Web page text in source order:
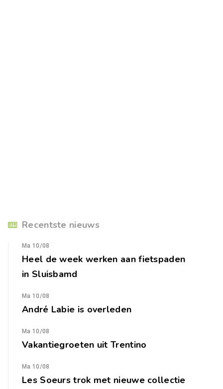
Recentste nieuws
Ma 10/08
Heel de week werken aan fietspaden
in Sluisbamd
Ma 10/08
André Labie is overleden
Ma 10/08
Vakantiegroeten uit Trentino
Ma 10/08
Les Soeurs trok met nieuwe collectie